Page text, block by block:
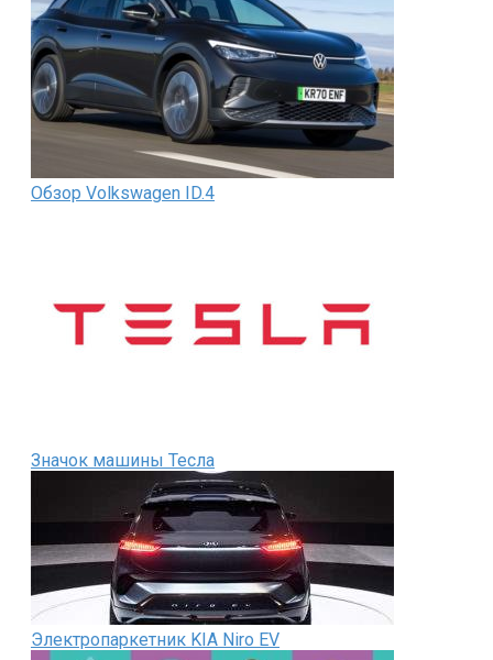
Обзор Volkswagen ID.4
Значок машины Тесла
Электропаркетник KIA Niro EV